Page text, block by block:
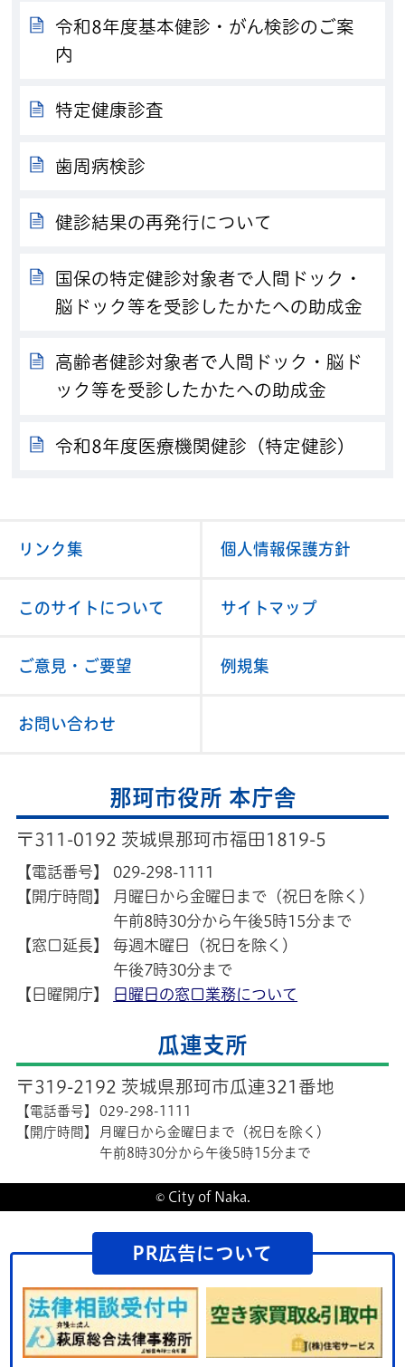
令和8年度基本健診・がん検診のご案
内
特定健康診査
歯周病検診
健診結果の再発行について
国保の特定健診対象者で人間ドック・
脳ドック等を受診したかたへの助成金
高齢者健診対象者で人間ドック・脳ド
ック等を受診したかたへの助成金
令和8年度医療機関健診（特定健診）
リンク集 個人情報保護方針
このサイトについて サイトマップ
ご意見・ご要望 例規集
お問い合わせ
那珂市役所 本庁舎
〒311-0192 茨城県那珂市福田1819-5
【電話番号】
029-298-1111
【開庁時間】
月曜日から金曜日まで（祝日を除く）
午前8時30分から午後5時15分まで
【窓口延長】
毎週木曜日（祝日を除く）
午後7時30分まで
【日曜開庁】
日曜日の窓口業務について
瓜連支所
〒319-2192 茨城県那珂市瓜連321番地
【電話番号】
029-298-1111
【開庁時間】
月曜日から金曜日まで（祝日を除く）
午前8時30分から午後5時15分まで
© City of Naka.
PR広告について